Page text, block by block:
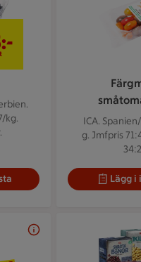
kg.
ICA.
g. Jmfpris
Lägg i